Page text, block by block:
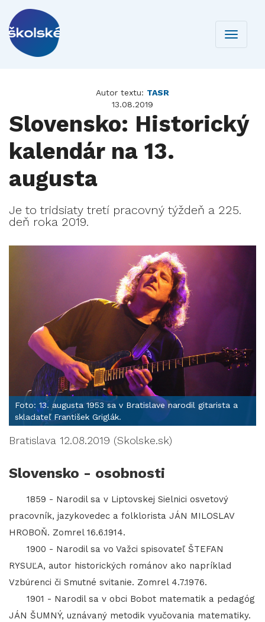
Toggle
Autor textu: TASR
13.08.2019
Slovensko: Historický
kalendár na 13.
augusta
Je to tridsiaty tretí pracovný týždeň a 225.
deň roka 2019.
Foto: 13. augusta 1953 sa v Bratislave narodil gitarista a
skladateľ František Griglák.
Bratislava 12.08.2019 (Skolske.sk)
Slovensko - osobnosti
1859 - Narodil sa v Liptovskej Sielnici osvetový
pracovník, jazykovedec a folklorista JÁN MILOSLAV
HROBOŇ. Zomrel 16.6.1914.
1900 - Narodil sa vo Važci spisovateľ ŠTEFAN
RYSUĽA, autor historických románov ako napríklad
Vzbúrenci či Smutné svitanie. Zomrel 4.7.1976.
1901 - Narodil sa v obci Bobot matematik a pedagóg
JÁN ŠUMNÝ, uznávaný metodik vyučovania matematiky.